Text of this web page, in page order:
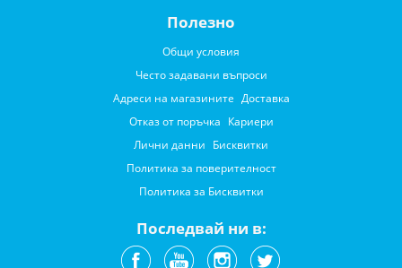
Полезно
Общи условия
Често задавани въпроси
Адреси на магазините Доставка
Отказ от поръчка Кариери
Лични данни Бисквитки
Политика за поверителност
Политика за Бисквитки
Последвай ни в: